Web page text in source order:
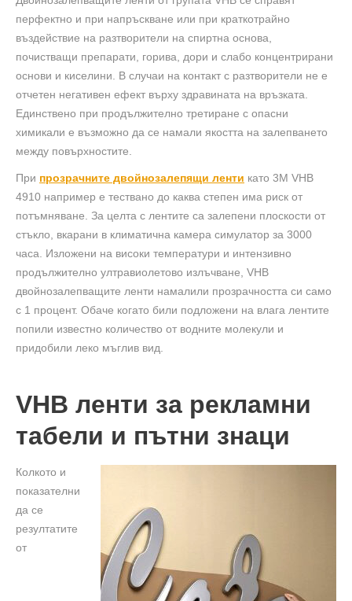
перфектно и при напръскване или при краткотрайно
въздействие на разтворители на спиртна основа,
почистващи препарати, горива, дори и слабо концентрирани
основи и киселини. В случаи на контакт с разтворители не е
отчетен негативен ефект върху здравината на връзката.
Единствено при продължително третиране с опасни
химикали е възможно да се намали якостта на залепването
между повърхностите.
При прозрачните двойнозалепящи ленти като 3M VHB
4910 например е тествано до каква степен има риск от
потъмняване. За целта с лентите са залепени плоскости от
стъкло, вкарани в климатична камера симулатор за 3000
часа. Изложени на високи температури и интензивно
продължително ултравиолетово излъчване, VHB
двойнозалепващите ленти намалили прозрачността си само
с 1 процент. Обаче когато били подложени на влага лентите
попили известно количество от водните молекули и
придобили леко мъглив вид.
VHB ленти за рекламни
табели и пътни знаци
Колкото и
показателни
да се
резултатите
от